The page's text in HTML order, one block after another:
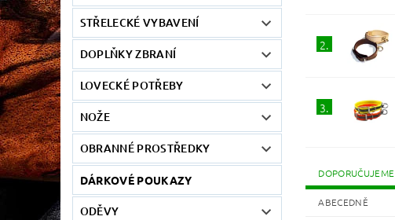
STŘELECKÉ VYBAVENÍ
DOPLŇKY ZBRANÍ
LOVECKÉ POTŘEBY
NOŽE
OBRANNÉ PROSTŘEDKY
DÁRKOVÉ POUKAZY
ODĚVY
2.
3.
DOPORUČUJEME
ABECEDNĚ